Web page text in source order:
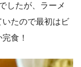
したが、ラーメ
たので最初はビ
食！